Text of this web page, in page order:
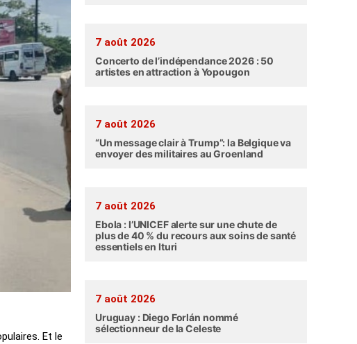
Et le
7 août 2026
Concerto de l’indépendance 2026 : 50
artistes en attraction à Yopougon
7 août 2026
“Un message clair à Trump”: la Belgique va
envoyer des militaires au Groenland
7 août 2026
Ebola : l’UNICEF alerte sur une chute de
plus de 40 % du recours aux soins de santé
essentiels en Ituri
7 août 2026
Uruguay : Diego Forlán nommé
sélectionneur de la Celeste